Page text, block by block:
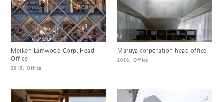
Meiken Lamwood Corp. Head
Office
2019, Office
Maruya corporation head office
2018, Office